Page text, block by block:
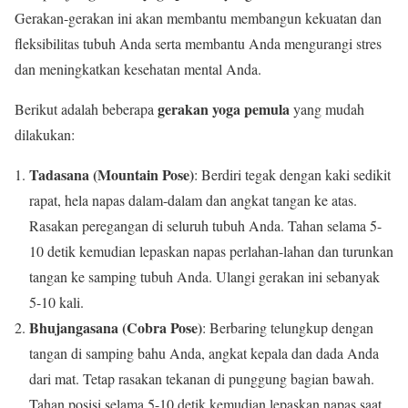
Gerakan-gerakan ini akan membantu membangun kekuatan dan
fleksibilitas tubuh Anda serta membantu Anda mengurangi stres
dan meningkatkan kesehatan mental Anda.
Berikut adalah beberapa gerakan yoga pemulayang mudah
dilakukan:
Tadasana (Mountain Pose): Berdiri tegak dengan kaki sedikit
rapat, hela napas dalam-dalam dan angkat tangan ke atas.
Rasakan peregangan di seluruh tubuh Anda. Tahan selama 5-
10 detik kemudian lepaskan napas perlahan-lahan dan turunkan
tangan ke samping tubuh Anda. Ulangi gerakan ini sebanyak
5-10 kali.
Bhujangasana (Cobra Pose): Berbaring telungkup dengan
tangan di samping bahu Anda, angkat kepala dan dada Anda
dari mat. Tetap rasakan tekanan di punggung bagian bawah.
Tahan posisi selama 5-10 detik kemudian lepaskan napas saat